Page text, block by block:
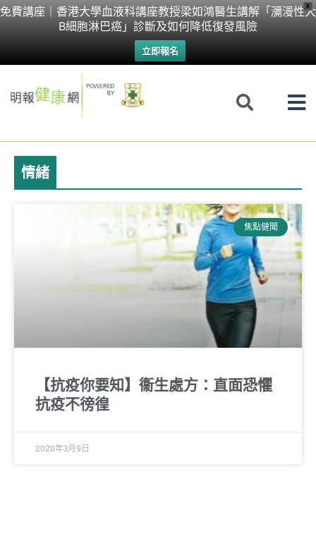
X
免費講座｜香港大學血液科講座教授梁如鴻醫生講解「瀰漫性大
B細胞淋巴癌」診斷及如何降低復發風險
立即報名
Skip
情緒
焦點健聞
【抗疫你要知】衞生處方：直面恐懼
抗疫不徬徨
2020年3月9日
PagePagePagePagePage Page